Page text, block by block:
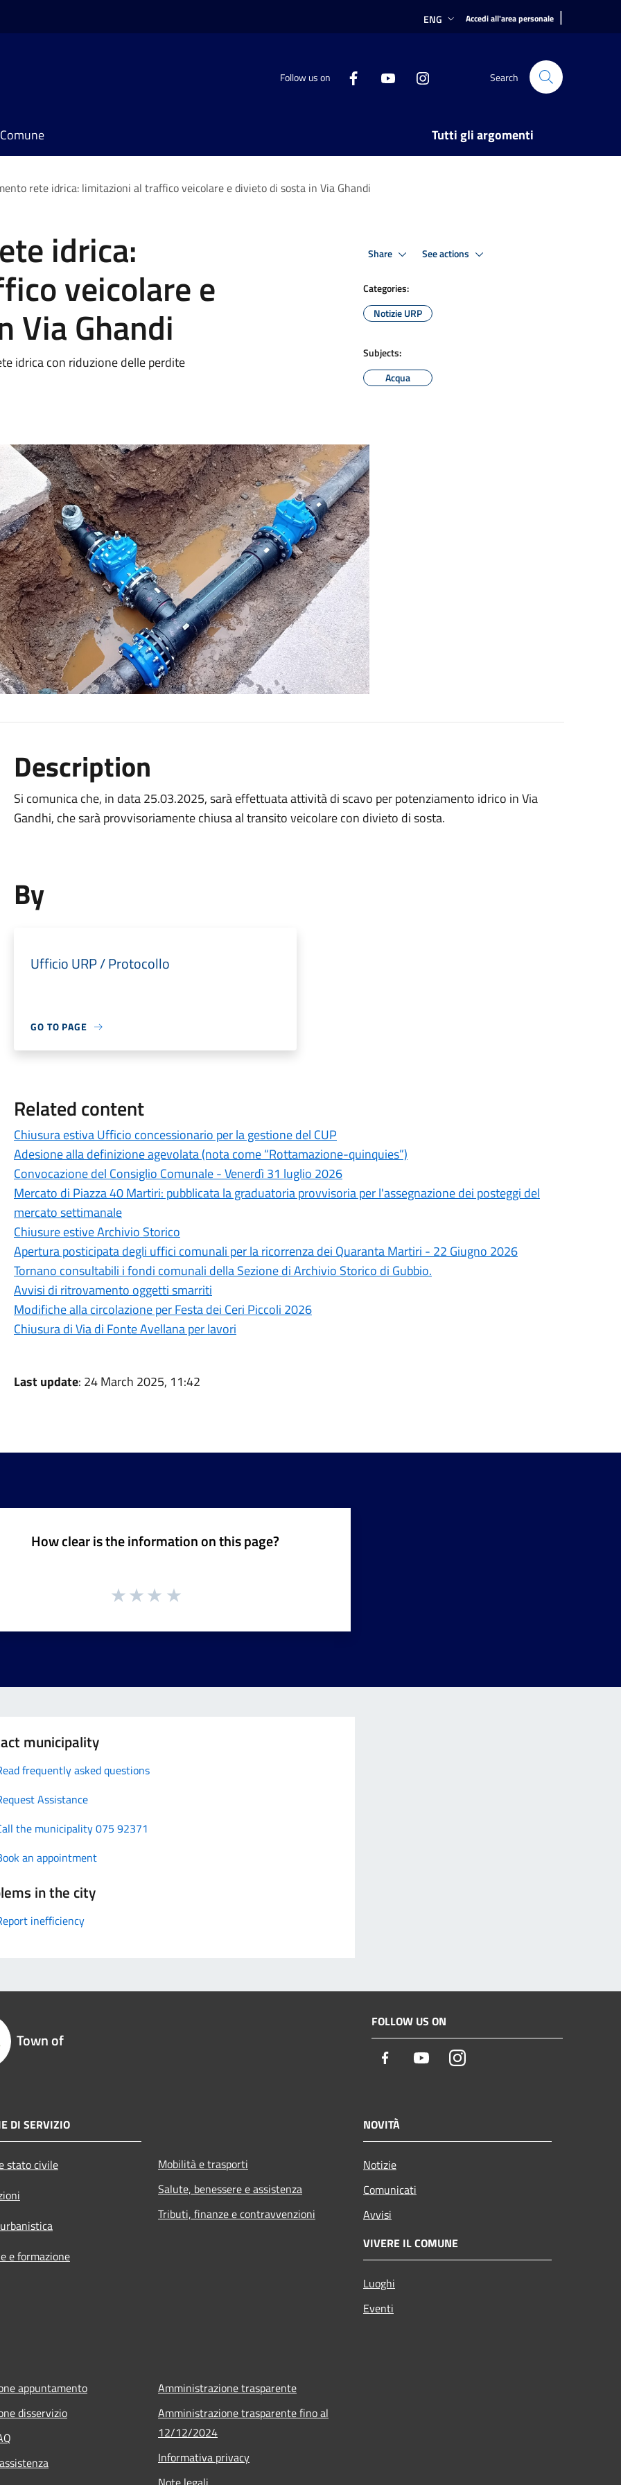
ENG Accedi all'area personale |
Follow us on Search
Tutti gli argomenti
rete idrica: limitazioni al traffico veicolare e divieto di sosta in Via Ghandi
idrica:
veicolare e
Via Ghandi
idrica con riduzione delle perdite
Share See actions
Categories:
Notizie URP
Subjects:
Acqua
Description
Si comunica che, in data 25.03.2025, sarà effettuata attività di scavo per potenziamento idrico in Via
Gandhi, che sarà provvisoriamente chiusa al transito veicolare con divieto di sosta.
By
Ufficio URP / Protocollo
GO TO PAGE
Related content
Chiusura estiva Ufficio concessionario per la gestione del CUP
Adesione alla definizione agevolata (nota come “Rottamazione-quinquies”)
Convocazione del Consiglio Comunale - Venerdì 31 luglio 2026
Mercato di Piazza 40 Martiri: pubblicata la graduatoria provvisoria per l'assegnazione dei posteggi del
mercato settimanale
Chiusure estive Archivio Storico
Apertura posticipata degli uffici comunali per la ricorrenza dei Quaranta Martiri - 22 Giugno 2026
Tornano consultabili i fondi comunali della Sezione di Archivio Storico di Gubbio.
Avvisi di ritrovamento oggetti smarriti
Modifiche alla circolazione per Festa dei Ceri Piccoli 2026
Chiusura di Via di Fonte Avellana per lavori
Last update: 24 March 2025, 11:42
How clear is the information on this page?
municipality
frequently asked questions
Assistance
the municipality 075 92371
an appointment
in the city
inefficiency
Town of
FOLLOW US ON
Facebook YoutubeInstagram
DI SERVIZIO
stato civile
e formazione
Mobilità e trasporti
Salute, benessere e assistenza
Tributi, finanze e contravvenzioni
NOVITÀ
Notizie
Comunicati
Avvisi
VIVERE IL COMUNE
Luoghi
Eventi
appuntamento
disservizio
Amministrazione trasparente
Amministrazione trasparente fino al
12/12/2024
Informativa privacy